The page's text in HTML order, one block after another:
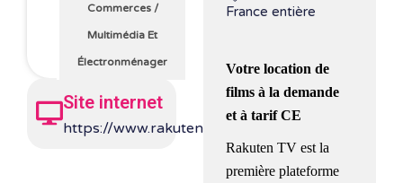
Commerces/
Multimédia Et
Électronménager
Site internet
https://www.rakuten.tv/fr
France entière
Votre location de
films à la demande
et à tarif CE
Rakuten TV est la
première plateforme